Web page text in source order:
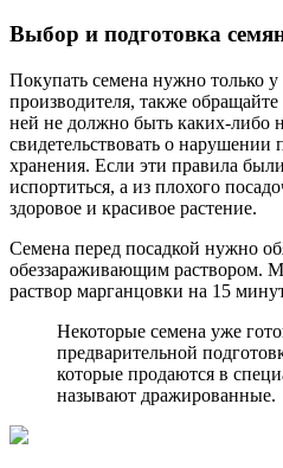
Выбор и подготовка
Покупать семена нужно только у
производителя, также
ней не должно быть каких-либо
свидетельствовать о нарушении
хранения. Если эти правила
испортиться, а из плохого
здоровое и красивое растение.
Семена перед посадкой нужно
обеззараживающим раствором.
раствор марганцовки на 15
Некоторые семена уже
предварительной
которые продаются в
называют дражированные.